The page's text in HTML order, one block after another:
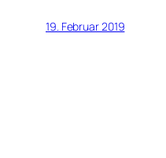
19. Februar 2019